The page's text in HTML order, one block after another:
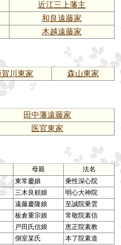
近江三上藩主
和良遠藤家
木越遠藤家
賀川東家 森山東家
田中藩遠藤家
医官東家
母親
法名
東常慶娘
乗性深心院
三木良頼娘
明心大神院
遠藤慶隆娘
至誠院乗雲
板倉重宗娘
常敬院素信
戸田氏信娘
恵正院素教
側室某氏 本了院素道